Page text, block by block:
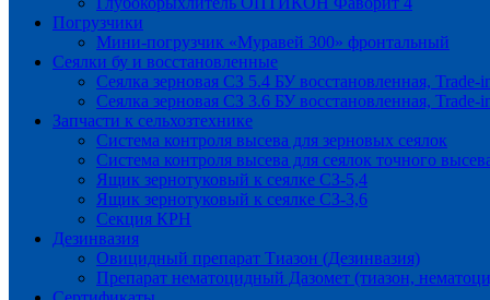
Погрузчики
Мини-погрузчик «Муравей 300» фронтальный
Сеялки бу и восстановленные
Сеялка зерновая СЗ 5.4 БУ восстановленная, Trade-
Сеялка зерновая СЗ 3.6 БУ восстановленная, Trade-
Запчасти к сельхозтехнике
Система контроля высева для зерновых сеялок
Система контроля высева для сеялок точного
Ящик зернотуковый к сеялке СЗ-5,4
Ящик зернотуковый к сеялке СЗ-3,6
Секция КРН
Дезинвазия
Овицидный препарат Тиазон (Дезинвазия)
Препарат нематоцидный Дазомет (тиазон,